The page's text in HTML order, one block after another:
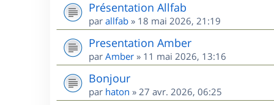
Présentation Allfab
par allfab » 18 mai 2026, 21:19
Presentation Amber
par Amber » 11 mai 2026, 13:16
Bonjour
par haton » 27 avr. 2026, 06:25